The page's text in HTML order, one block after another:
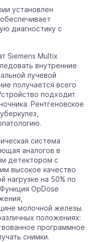
установлен
диагностику с
Siemens Multix
внутренние
лучевой
получается всего
подходит
Рентгеновское
система
аналогов в
детектором с
высокое качество
нагрузке на 50% по
OpDose
молочной железы.
положениях:
программное
снимки.